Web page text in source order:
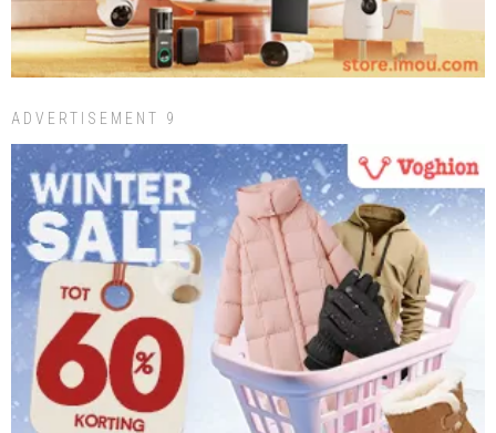
ADVERTISEMENT 9